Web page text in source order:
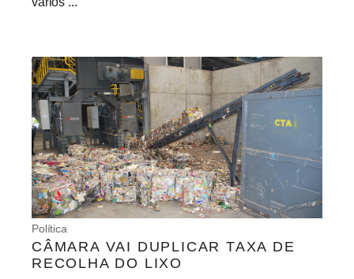
Política
CÂMARA VAI DUPLICAR TAXA DE
RECOLHA DO LIXO